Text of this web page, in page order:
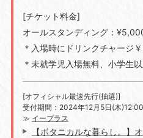
[チケット料金]
オールスタンディング：
＊入場時にドリンクチャージ
＊未就学児入場無料、小学生
[オフィシャル最速先行(抽選)]
受付期間：2024年12月5日(木
≫ イープラス
【ボタニカルな暮らし。】